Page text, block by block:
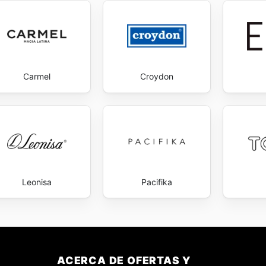
Carmel Croydon
Leonisa Pacifika
ACERCA DE OFERTAS Y